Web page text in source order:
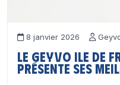
8 janvier 2026
Le GEYVO Ile de
présente ses